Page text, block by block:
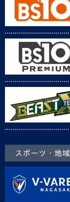
スポーツ・地